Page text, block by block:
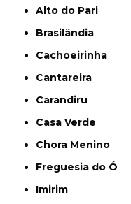
Alto do Pari
Brasilândia
Cachoeirinha
Cantareira
Carandiru
Casa Verde
Chora Menino
Freguesia do Ó
Imirim